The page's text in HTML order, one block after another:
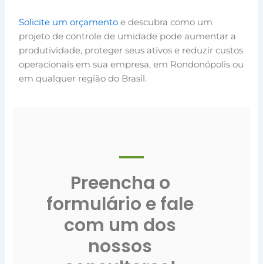
Solicite um orçamento e descubra como um
projeto de controle de umidade pode aumentar a
produtividade, proteger seus ativos e reduzir custos
operacionais em sua empresa, em Rondonópolis ou
em qualquer região do Brasil.
Preencha o
formulário e fale
com um dos
nossos